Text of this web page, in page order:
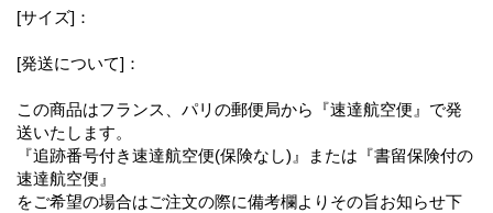
[サイズ]：
[発送について]：
この商品はフランス、パリの郵便局から『速達航空便』で発
送いたします。
『追跡番号付き速達航空便(保険なし)』または『書留保険付の
速達航空便』
をご希望の場合はご注文の際に備考欄よりその旨お知らせ下